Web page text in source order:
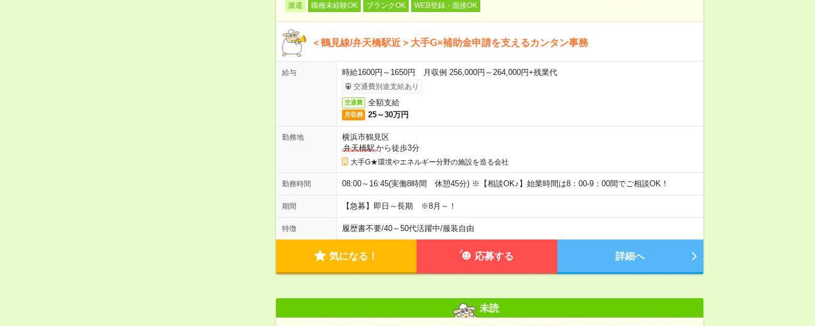
派遣 職種未経験OK ブランクOK WEB登録・面接OK
＜鶴見線/弁天橋駅近＞大手G×補助金申請を支えるカンタン事務
給与 時給1600円～1650円 月収例 256,000円～264,000円+残業代
交通費別途支給あり
交通費 全額支給
月収例 25～30万円
勤務地
横浜市鶴見区
弁天橋駅から徒歩3分
大手G★環境やエネルギー分野の施設を造る会社
勤務時間 08:00～16:45(実働8時間 休憩45分) ※【相談OK♪】始業時間は8：00-9：00間でご相談OK！
期間 【急募】即日～長期 ※8月～！
特徴 履歴書不要/40～50代活躍中/服装自由
気になる！ 応募する 詳細へ
未読